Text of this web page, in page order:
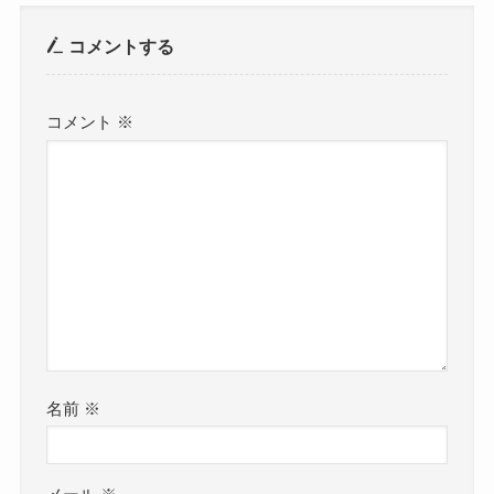
コメントする
コメント ※
名前 ※